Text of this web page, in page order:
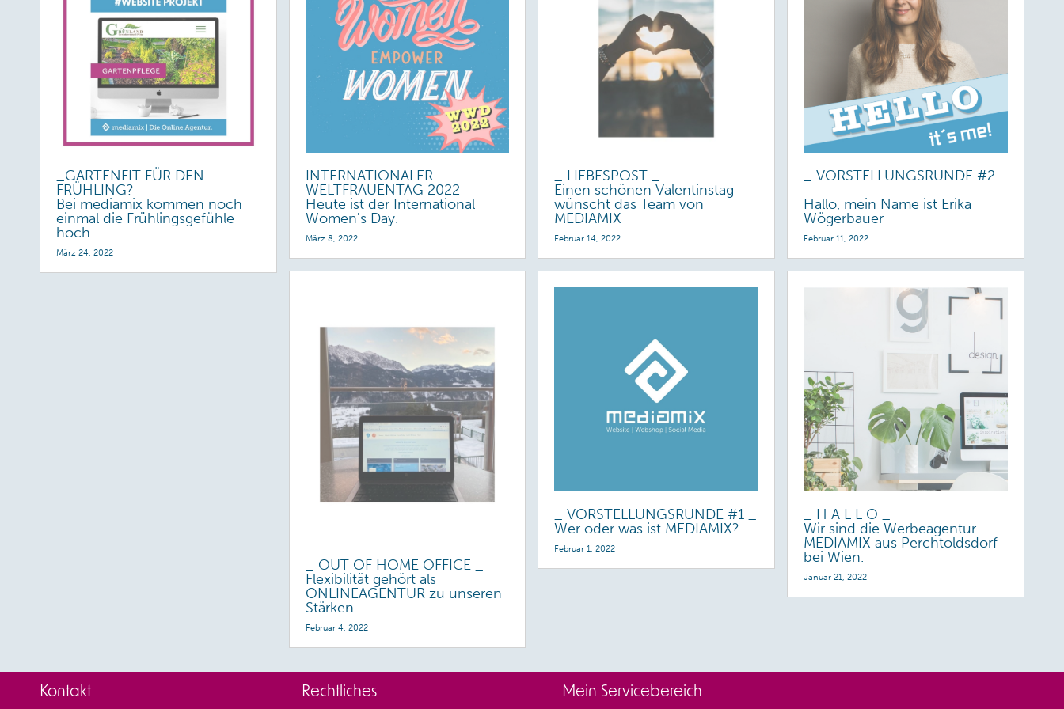
_GARTENFIT FÜR DEN
FRÜHLING? _
Bei mediamix kommen noch
einmal die Frühlingsgefühle
hoch
März 24, 2022
INTERNATIONALER
WELTFRAUENTAG 2022
Heute ist der International
Women's Day.
März 8, 2022
_ LIEBESPOST _
Einen schönen Valentinstag
wünscht das Team von
MEDIAMIX
Februar 14, 2022
_ VORSTELLUNGSRUNDE #2
Hallo, mein Name ist Erika
Wögerbauer
Februar 11, 2022
_ OUT OF HOME OFFICE _
Flexibilität gehört als
ONLINEAGENTUR zu unseren
Stärken.
Februar 4, 2022
_ VORSTELLUNGSRUNDE #1 _
Wer oder was ist MEDIAMIX?
Februar 1, 2022
_ H A L L O _
Wir sind die Werbeagentur
MEDIAMIX aus Perchtoldsdorf
bei Wien.
Januar 21, 2022
Kontakt Rechtliches Mein Servicebereich